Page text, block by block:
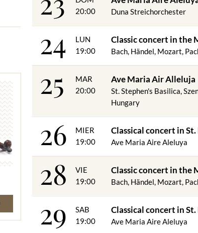
20:00
Duna Streichorchester
24
LUN
19:00
Classic concert in the
Bach, Händel, Mozart,
25
MAR
20:00
Ave Maria Air Alleluja
St. Stephen's Basilica,
Hungary
26
MIER
19:00
Classical concert in
Ave Maria Aire Aleluya
28
VIE
19:00
Classic concert in the
Bach, Händel, Mozart,
29
SAB
19:00
Classical concert in
Ave Maria Aire Aleluya